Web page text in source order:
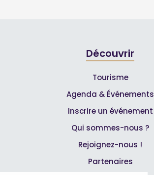
Découvrir
Tourisme
Agenda & Événements
Inscrire un événement
Qui sommes-nous ?
Rejoignez-nous !
Partenaires